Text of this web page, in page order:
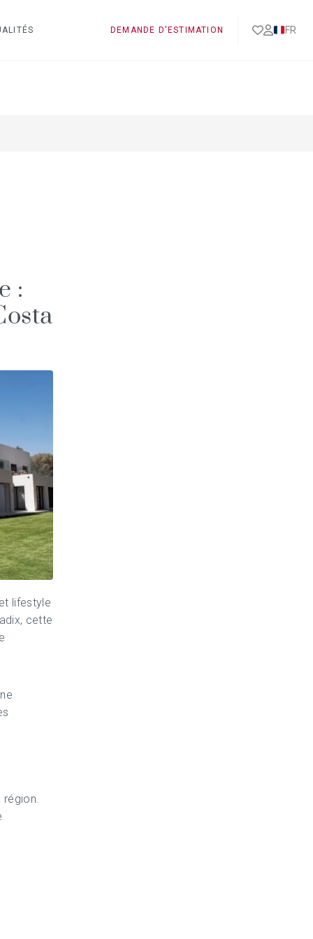
DEMANDE D'ESTIMATION FR
:
lifestyle
cette
région.